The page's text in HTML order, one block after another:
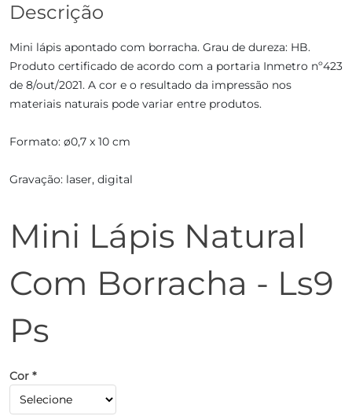
Descrição
Mini lápis apontado com borracha. Grau de dureza: HB.
Produto certificado de acordo com a portaria Inmetro nº423
de 8/out/2021. A cor e o resultado da impressão nos
materiais naturais pode variar entre produtos.
Formato: ø0,7 x 10 cm
Gravação: laser, digital
Mini Lápis Natural
Com Borracha - Ls9
Ps
Cor *